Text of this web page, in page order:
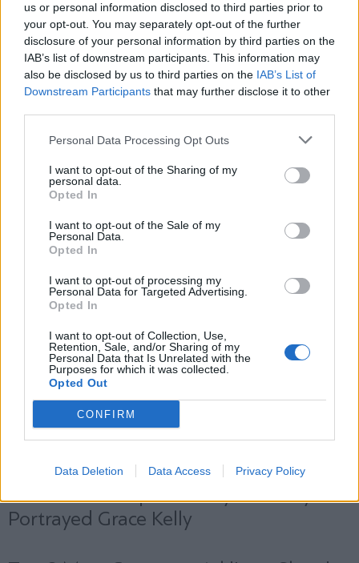
us or personal information disclosed to third parties prior to
your opt-out. You may separately opt-out of the further
disclosure of your personal information by third parties on the
IAB’s list of downstream participants. This information may
also be disclosed by us to third parties on the IAB’s List of
Downstream Participants that may further disclose it to other
Personal Data Processing Opt Outs
I want to opt-out of the Sharing of my
personal data.
Opted In
I want to opt-out of the Sale of my
Personal Data.
Opted In
I want to opt-out of processing my
Personal Data for Targeted Advertising.
Opted In
I want to opt-out of Collection, Use,
Retention, Sale, and/or Sharing of my
Personal Data that Is Unrelated with the
Purposes for which it was collected.
Opted Out
CONFIRM
Data Deletion Data Access Privacy Policy
LIFESTYLE 23.03.2026 14:28
PARAPOLITIKA NEWSROOM
Κατερίνα Καινούργιου: "Μπαίνω στον 9ο
μήνα" - Πότε επιστρέφει στη "Super
(Βίντεο)
Εγγραφή στο newsletter
Αποδέχομαι τους
και την πολιτική απορρήτου
X